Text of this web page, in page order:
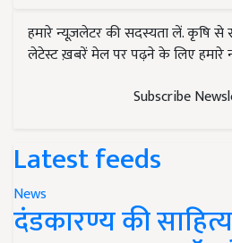
हमारे न्यूज़लेटर की सदस्यता लें. कृषि
लेटेस्ट ख़बरें मेल पर पढ़ने के लिए हमारे
Subscribe
Latest feeds
News
दंडकारण्य की